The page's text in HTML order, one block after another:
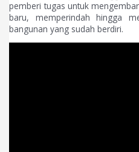
pemberi tugas untuk
baru, memperindah hingga
bangunan yang sudah berdiri.